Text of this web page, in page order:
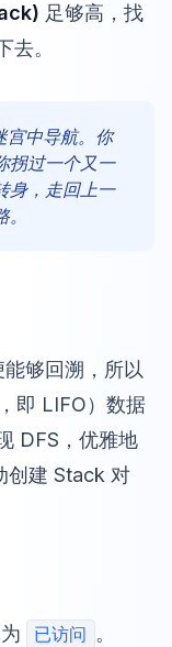
足够高，找
。
宫中导航。你
拐过一个又一
身，走回上一
够回溯，所以
即 LIFO）数据
DFS，优雅地
创建 Stack 对
已访问 。